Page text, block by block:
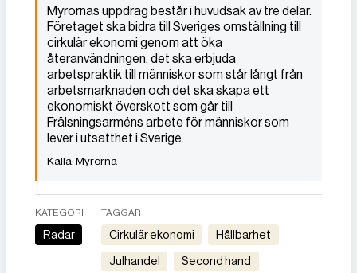
Myrornas uppdrag består i huvudsak av tre delar.
Företaget ska bidra till Sveriges omställning till
cirkulär ekonomi genom att öka
återanvändningen, det ska erbjuda
arbetspraktik till människor som står långt från
arbetsmarknaden och det ska skapa ett
ekonomiskt överskott som går till
Frälsningsarméns arbete för människor som
lever i utsatthet i Sverige.
Myrorna
KATEGORI
Radar
TAGGAR
cirkulär ekonomi Hållbarhet
julhandel Second hand